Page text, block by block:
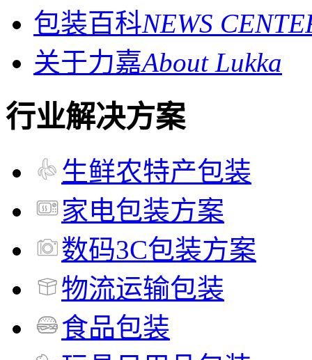
包装百科NEWS
关于力嘉About Lukka
行业解决方案
生鲜农特产包装
家电包装方案
数码3C包装方案
物流运输包装
食品包装